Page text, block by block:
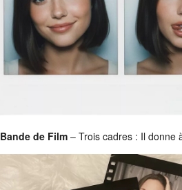
Bande de Film – Trois cadres : Il donne